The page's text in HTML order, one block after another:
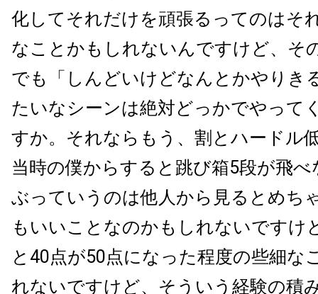
化してそれだけを頑張るってのはそ
なことかもしれないんですけど、そ
でも「しんどいけどなんとかやりき
たいなシーンは絶対どっかでやって
すか。それならもう、割とハードル
当時の僕からすると跳び箱5段が飛
ぶっていうのは他人から見るとめち
もいいことなのかもしれないですけ
と40点が50点になった程度の些細な
れないですけど、そういう経験の積